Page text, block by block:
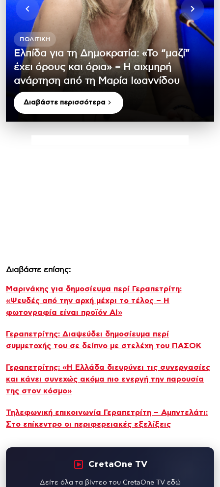
ΠΟΛΙΤΙΚΉ
Ελπίδα για τη Δημοκρατία: «Το “μαζί”
έχει όρους και όρια» – Η αιχμηρή
ανάρτηση από τη Μαρία Ιωαννίδου
Διαβάστε περισσότερα
Διαβάστε επίσης:
Μαρινάκης για δημοσίευμα περί Γεραπετρίτη:
«Ψευδές από την αρχή μέχρι το τέλος – Η
φωτογραφία είναι προϊόν AI»
Γεραπετρίτης: Διαψεύδει δημοσίευμα περί
συμμετοχής του σε δείπνο με στελέχη του ΠΑΣΟΚ
Γεραπετρίτης: «Η Ελλάδα διευρύνει τις συνεργασίες
και κάνει συνεχώς ακόμα πιο ενεργή την παρουσία
της στον κόσμο»
Τηλεφωνική επικοινωνία Γεραπετρίτη – Αμπντελάτι:
Στο επίκεντρο οι περιφερειακές εξελίξεις
CretaOne TV
Δείτε όλα τα βίντεο του CretaOne TV εδώ